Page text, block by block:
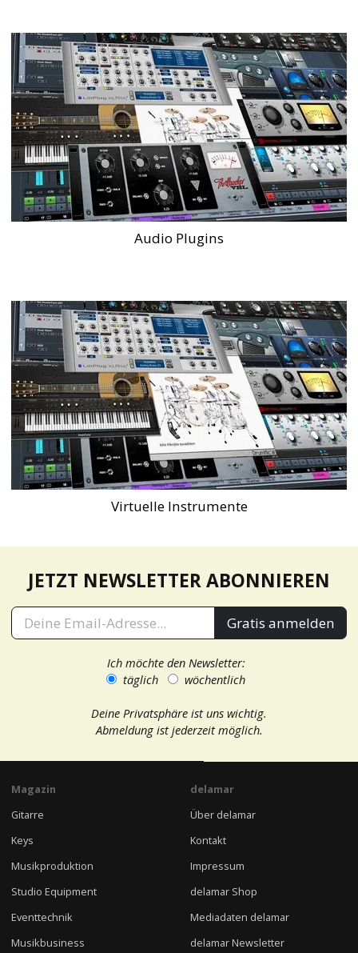
Audio Plugins
Virtuelle Instrumente
JETZT NEWSLETTER ABONNIEREN
Gratis anmelden
Ich möchte den Newsletter:
täglich
wöchentlich
Deine Privatsphäre ist uns wichtig.
Abmeldung ist jederzeit möglich.
Magazin
Gitarre
Keys
Musikproduktion
Studio Equipment
Eventtechnik
Musikbusiness
delamar
Über delamar
Kontakt
Impressum
delamar Shop
Mediadaten delamar
delamar Newsletter